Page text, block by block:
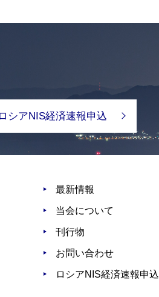
シアNIS経済速報申込
最新情報
当会について
刊行物
お問い合わせ
ロシアNIS経済速報申込